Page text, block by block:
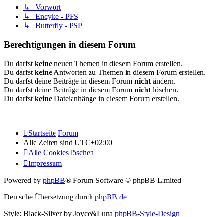
↳ Vorwort
↳ Encyke - PFS
↳ Butterfly - PSP
Berechtigungen in diesem Forum
Du darfst keine neuen Themen in diesem Forum erstellen.
Du darfst keine Antworten zu Themen in diesem Forum erstellen.
Du darfst deine Beiträge in diesem Forum nicht ändern.
Du darfst deine Beiträge in diesem Forum nicht löschen.
Du darfst keine Dateianhänge in diesem Forum erstellen.
Startseite Forum
Alle Zeiten sind UTC+02:00
Alle Cookies löschen
Impressum
Powered by phpBB® Forum Software © phpBB Limited
Deutsche Übersetzung durch phpBB.de
Style: Black-Silver by Joyce&Luna phpBB-Style-Design